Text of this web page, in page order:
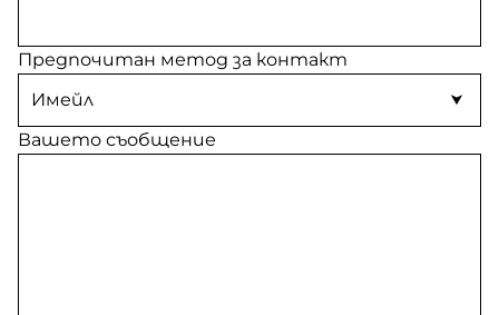
Предпочитан метод за контакт
Вашето съобщение